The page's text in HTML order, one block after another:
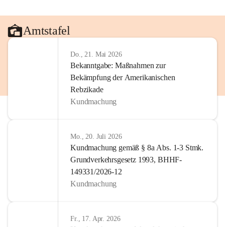
Amtstafel
Do., 21. Mai 2026
Bekanntgabe: Maßnahmen zur
Bekämpfung der Amerikanischen
Rebzikade
Kundmachung
Mo., 20. Juli 2026
Kundmachung gemäß § 8a Abs. 1-3 Stmk.
Grundverkehrsgesetz 1993, BHHF-
149331/2026-12
Kundmachung
Fr., 17. Apr. 2026